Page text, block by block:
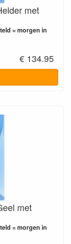
met
= morgen in
€ 134.95
met
= morgen in